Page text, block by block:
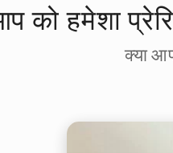
को हमेशा
क्या